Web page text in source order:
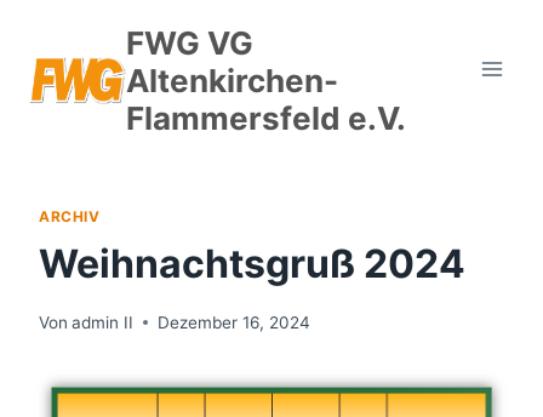
FWG VG
Altenkirchen-
Flammersfeld e.V.
ARCHIV
Weihnachtsgruß 2024
Von admin II Dezember 16, 2024